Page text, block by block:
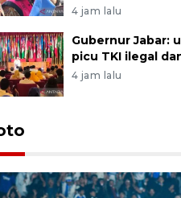
4 jam lalu
Gubernur Jabar:
picu TKI ilegal
4 jam lalu